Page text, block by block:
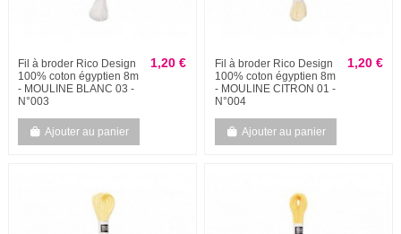
Fil à broder Rico Design
100% coton égyptien 8m
- MOULINE BLANC 03 -
N°003
1,20 €
Ajouter au panier
Fil à broder Rico Design
100% coton égyptien 8m
- MOULINE CITRON 01 -
N°004
1,20 €
Ajouter au panier